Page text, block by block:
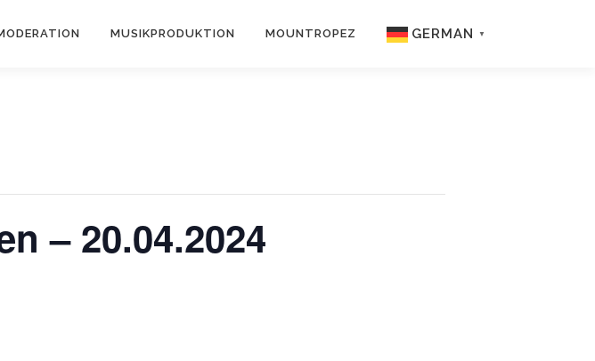
MUSIKPRODUKTION MOUNTROPEZ GERMAN ▼
– 20.04.2024